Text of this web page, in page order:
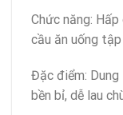
Chức năng:
cầu ăn uống tập
Đặc điểm:
bền bỉ, dễ lau